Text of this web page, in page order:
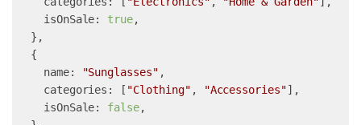
    isOnSale:
true,
  },
  {
    name:
"Sunglasses" ,
    categories: [
"Clothing" , "Accessories"],
    isOnSale:
false,